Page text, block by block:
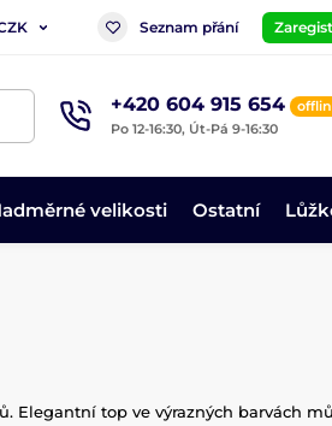
Seznam přání
+420 604 915 654
Po 12-16:30, Út-Pá 9-16:30
velikosti Ostatní
Elegantní top ve výrazných barvách